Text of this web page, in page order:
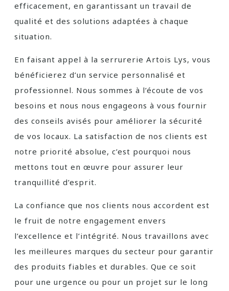
efficacement, en garantissant un travail de
qualité et des solutions adaptées à chaque
situation.
En faisant appel à la serrurerie Artois Lys, vous
bénéficierez d’un service personnalisé et
professionnel. Nous sommes à l’écoute de vos
besoins et nous nous engageons à vous fournir
des conseils avisés pour améliorer la sécurité
de vos locaux. La satisfaction de nos clients est
notre priorité absolue, c’est pourquoi nous
mettons tout en œuvre pour assurer leur
tranquillité d’esprit.
La confiance que nos clients nous accordent est
le fruit de notre engagement envers
l’excellence et l’intégrité. Nous travaillons avec
les meilleures marques du secteur pour garantir
des produits fiables et durables. Que ce soit
pour une urgence ou pour un projet sur le long